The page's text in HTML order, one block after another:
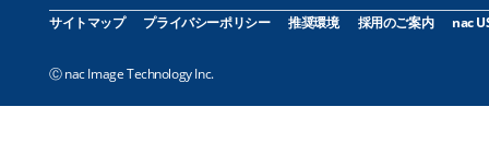
サイトマップ プライバシーポリシー 推奨環境 採用のご案内 nac
Ⓒ nac Image Technology Inc.